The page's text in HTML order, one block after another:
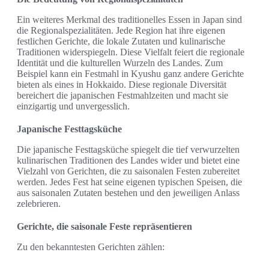
Ein weiteres Merkmal des traditionelles Essen in Japan sind
die Regionalspezialitäten. Jede Region hat ihre eigenen
festlichen Gerichte, die lokale Zutaten und kulinarische
Traditionen widerspiegeln. Diese Vielfalt feiert die regionale
Identität und die kulturellen Wurzeln des Landes. Zum
Beispiel kann ein Festmahl in Kyushu ganz andere Gerichte
bieten als eines in Hokkaido. Diese regionale Diversität
bereichert die japanischen Festmahlzeiten und macht sie
einzigartig und unvergesslich.
Japanische Festtagsküche
Die japanische Festtagsküche spiegelt die tief verwurzelten
kulinarischen Traditionen des Landes wider und bietet eine
Vielzahl von Gerichten, die zu saisonalen Festen zubereitet
werden. Jedes Fest hat seine eigenen typischen Speisen, die
aus saisonalen Zutaten bestehen und den jeweiligen Anlass
zelebrieren.
Gerichte, die saisonale Feste repräsentieren
Zu den bekanntesten Gerichten zählen: